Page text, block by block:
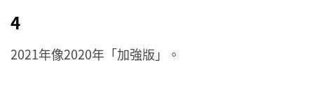
4
2021年像2020年「加強版」。